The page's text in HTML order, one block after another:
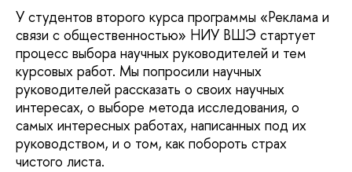
У студентов второго курса программы «Реклама и
связи с общественностью» НИУ ВШЭ стартует
процесс выбора научных руководителей и тем
курсовых работ. Мы попросили научных
руководителей рассказать о своих научных
интересах, о выборе метода исследования, о
самых интересных работах, написанных под их
руководством, и о том, как побороть страх
чистого листа.